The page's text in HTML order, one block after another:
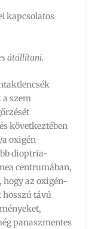
kapcsolatos
átállítani.
szem
következtében
oxigén-
dioptria-
centrumában,
az oxigén-
hosszú távú
panaszmentes